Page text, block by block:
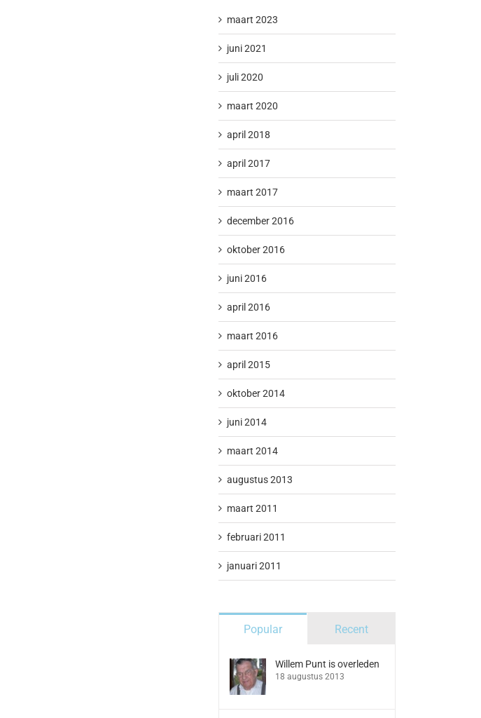
maart 2023
juni 2021
juli 2020
maart 2020
april 2018
april 2017
maart 2017
december 2016
oktober 2016
juni 2016
april 2016
maart 2016
april 2015
oktober 2014
juni 2014
maart 2014
augustus 2013
maart 2011
februari 2011
januari 2011
Popular Recent
Willem Punt is overleden
18 augustus 2013